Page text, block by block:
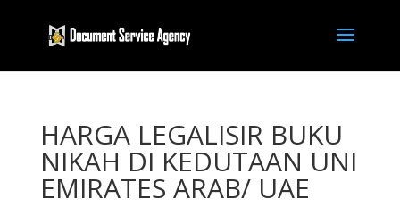
HARGA LEGALISIR BUKU
NIKAH DI KEDUTAAN UNI
EMIRATES ARAB/ UAE